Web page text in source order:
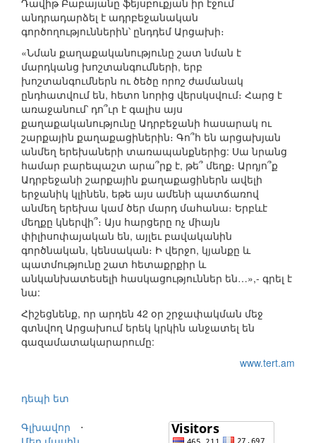
Դավիթ Բաբայանը ֆեյսբուքյան իր էջում
անդրադարձել է ադրբեջանական
գործողություններին՝ ընդդեմ Արցախի։
«Նման քաղաքականությունը շատ նման է
մարդկանց խոշտանգումների, երբ
խոշտանգումներն ու ծեծը որոշ ժամանակ
ընդհատվում են, հետո նորից վերսկսվում։ Հարց է
առաջանում՝ դո՞ւր է գալիս այս
քաղաքականությունը Ադրբեջանի հասարակ ու
շարքային քաղաքացիներին։ Գո՞հ են արցախյան
անմեղ երեխաների տառապանքներից: Սա նրանց
համար բարեպաշտ արա՞րք է, թե՞ մեղք։ Արդյո՞ք
Ադրբեջանի շարքային քաղաքացիներն ավելի
երջանիկ կլինեն, եթե այս ամենի պատճառով
անմեղ երեխա կամ ծեր մարդ մահանա։ Երբևէ
մեղքը կներվի՞։ Այս հարցերը ոչ միայն
փիլիսոփայական են, այլեւ բավականին
գործնական, կենսական։ Ի վերջո, կյանքը և
պատմությունը շատ հետաքրքիր և
անկանխատեսելի հասկացություններ են…»,- գրել է
նա:
Հիշեցնենք, որ արդեն 42 օր շրջափակման մեջ
գտնվող Արցախում երեկ կրկին անջատել են
գազամատակարարումը:
www.tert.am
դեպի ետ
Գլխավոր
⋅